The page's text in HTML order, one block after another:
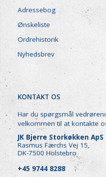
Adressebog
Ønskeliste
Ordrehistorik
Nyhedsbrev
KONTAKT OS
Har du spørgsmål
velkommen til at kontakte
JK Bjerre Storkøkken ApS
Rasmus Færchs Vej 15,
DK-7500 Holstebro
+45 9744 8288